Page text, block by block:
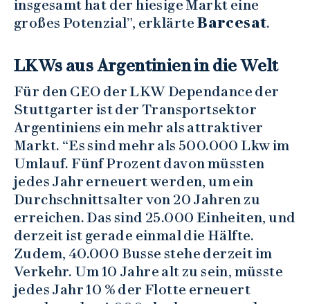
insgesamt hat der hiesige Markt eine
großes Potenzial”, erklärteBarcesat.
LKWs aus Argentinien in die Welt
Für den CEO der LKW Dependance der
Stuttgarter ist der Transportsektor
Argentiniens ein mehr als attraktiver
Markt. “Es sind mehr als 500.000 Lkw im
Umlauf. Fünf Prozent davon müssten
jedes Jahr erneuert werden, um ein
Durchschnittsalter von 20 Jahren zu
erreichen. Das sind 25.000 Einheiten, und
derzeit ist gerade einmal die Hälfte.
Zudem, 40.000 Busse stehe derzeit im
Verkehr. Um 10 Jahre alt zu sein, müsste
jedes Jahr 10 % der Flotte erneuert